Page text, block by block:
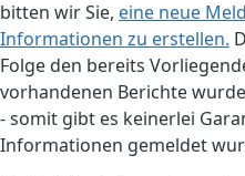
bitten wir Sie, eine neue
Informationen zu erstellen.
Folge den bereits
vorhandenen Berichte
- somit gibt es keinerlei
Informationen gemeldet